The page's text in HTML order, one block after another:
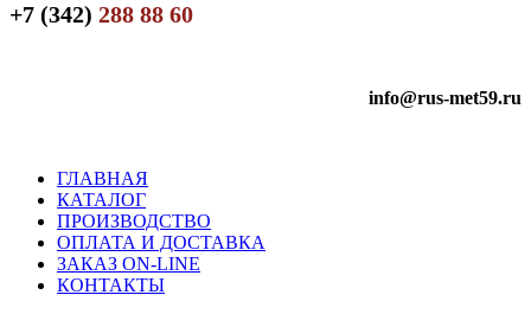
+7 (342) 288 88 60
info@rus-met59.ru
ГЛАВНАЯ
КАТАЛОГ
ПРОИЗВОДСТВО
ОПЛАТА И ДОСТАВКА
ЗАКАЗ ON-LINE
КОНТАКТЫ